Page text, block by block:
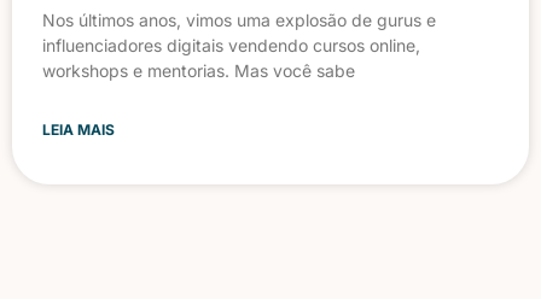
Nos últimos anos, vimos uma explosão de gurus e
influenciadores digitais vendendo cursos online,
workshops e mentorias. Mas você sabe
LEIA MAIS